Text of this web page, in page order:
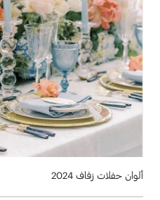
ألوان حفلات زفاف 2024